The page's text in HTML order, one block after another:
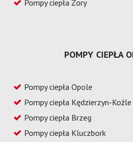
Pompy ciepła Żory
POMPY CIEPŁA
Pompy ciepła Opole
Pompy ciepła Kędzierzyn-Koźle
Pompy ciepła Brzeg
Pompy ciepła Kluczbork